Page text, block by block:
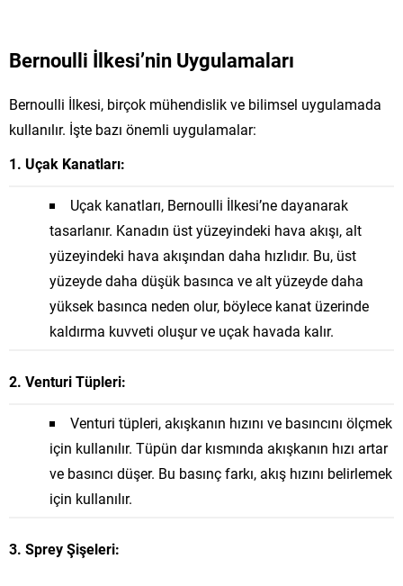
Bernoulli İlkesi’nin Uygulamaları
Bernoulli İlkesi, birçok mühendislik ve bilimsel uygulamada
kullanılır. İşte bazı önemli uygulamalar:
1. Uçak Kanatları:
Uçak kanatları, Bernoulli İlkesi’ne dayanarak
tasarlanır. Kanadın üst yüzeyindeki hava akışı, alt
yüzeyindeki hava akışından daha hızlıdır. Bu, üst
yüzeyde daha düşük basınca ve alt yüzeyde daha
yüksek basınca neden olur, böylece kanat üzerinde
kaldırma kuvveti oluşur ve uçak havada kalır.
2. Venturi Tüpleri:
Venturi tüpleri, akışkanın hızını ve basıncını ölçmek
için kullanılır. Tüpün dar kısmında akışkanın hızı artar
ve basıncı düşer. Bu basınç farkı, akış hızını belirlemek
için kullanılır.
3. Sprey Şişeleri: